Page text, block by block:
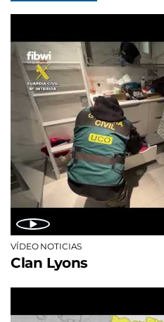
VÍDEO NOTICIAS
Clan Lyons